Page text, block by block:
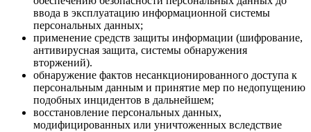
ввода в эксплуатацию информационной системы
персональных данных;
применение средств защиты информации (шифрование,
антивирусная защита, системы обнаружения
вторжений).
обнаружение фактов несанкционированного доступа к
персональным данным и принятие мер по недопущению
подобных инцидентов в дальнейшем;
восстановление персональных данных,
модифицированных или уничтоженных вследствие